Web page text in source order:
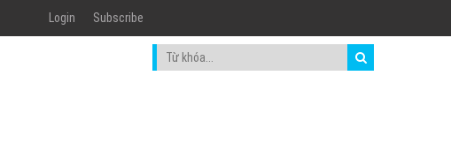
Login Subscribe